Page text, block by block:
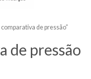
de pressão”
de pressão